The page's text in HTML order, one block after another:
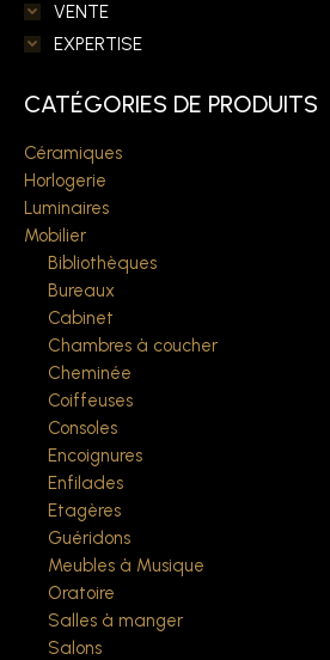
VENTE
EXPERTISE
CATÉGORIES DE PRODUITS
Céramiques
Horlogerie
Luminaires
Mobilier
Bibliothèques
Bureaux
Cabinet
Chambres à coucher
Cheminée
Coiffeuses
Consoles
Encoignures
Enfilades
Etagères
Guéridons
Meubles à Musique
Oratoire
Salles à manger
Salons